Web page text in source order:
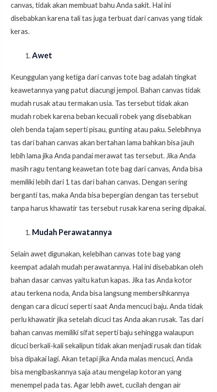
canvas, tidak akan membuat bahu Anda sakit. Hal ini
disebabkan karena tali tas juga terbuat dari canvas yang tidak
keras.
Awet
Keunggulan yang ketiga dari canvas tote bag adalah tingkat
keawetannya yang patut diacungi jempol. Bahan canvas tidak
mudah rusak atau termakan usia. Tas tersebut tidak akan
mudah robek karena beban kecuali robek yang disebabkan
oleh benda tajam seperti pisau, gunting atau paku. Selebihnya
tas dari bahan canvas akan bertahan lama bahkan bisa jauh
lebih lama jika Anda pandai merawat tas tersebut. Jika Anda
masih ragu tentang keawetan tote bag dari canvas, Anda bisa
memiliki lebih dari 1 tas dari bahan canvas. Dengan sering
berganti tas, maka Anda bisa bepergian dengan tas tersebut
tanpa harus khawatir tas tersebut rusak karena sering dipakai.
Mudah Perawatannya
Selain awet digunakan, kelebihan canvas tote bag yang
keempat adalah mudah perawatannya. Hal ini disebabkan oleh
bahan dasar canvas yaitu katun kapas. Jika tas Anda kotor
atau terkena noda, Anda bisa langsung membersihkannya
dengan cara dicuci seperti saat Anda mencuci baju. Anda tidak
perlu khawatir jika setelah dicuci tas Anda akan rusak. Tas dari
bahan canvas memiliki sifat seperti baju sehingga walaupun
dicuci berkali-kali sekalipun tidak akan menjadi rusak dan tidak
bisa dipakai lagi. Akan tetapi jika Anda malas mencuci, Anda
bisa mengibaskannya saja atau mengelap kotoran yang
menempel pada tas. Agar lebih awet, cucilah dengan air